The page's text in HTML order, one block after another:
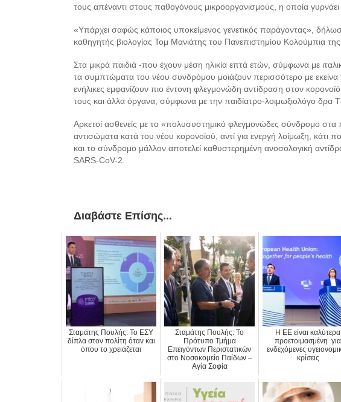
τους απέναντι στους παθογόνους μικροοργανισμούς, η οποία
«Υπάρχει σαφώς κάποιος υποκείμενος γενετικός παράγοντας»,
καθηγητής βιολογίας Τομ Μανιάτης του Πανεπιστημίου Κολούμπια
Στα μικρά παιδιά -που έχουν μέση ηλικία επτά ετών, σύμφωνα με
τα συμπτώματα του νέου συνδρόμου μοιάζουν περισσότερο με εκείνα
ενήλικες εμφανίζουν πιο έντονη φλεγμονώδη αντίδραση στον
τους και άλλα όργανα, σύμφωνα με την παιδίατρο-λοιμωξιολόγο δρα
Αρκετοί ασθενείς με το «πολυσυστημικό φλεγμονώδες σύνδρομο στα
αντισώματα κατά του νέου κορονοϊού, αντί για ενεργή λοίμωξη, κάτι
και το σύνδρομο μάλλον αποτελεί καθυστερημένη ανοσολογική
SARS-CoV-2.
Διαβάστε Επίσης...
Σταμάτης Πουλής: Το ΕΣΥ
δίπλα στον πολίτη όταν και
όπου το χρειάζεται
Σταμάτης Πουλής: Το
Πρότυπο Τμήμα
Επειγόντων Περιστατικών
στο Νοσοκομείο Παίδων –
Αγία Σοφία
Η ΕΕ είναι καλύτερα
προετοιμασμένη για
ενδεχόμενες
κρίσεις